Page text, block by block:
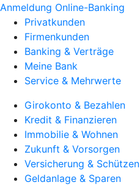
Anmeldung Online-Banking
Privatkunden
Firmenkunden
Banking & Verträge
Meine Bank
Service & Mehrwerte
Girokonto & Bezahlen
Kredit & Finanzieren
Immobilie & Wohnen
Zukunft & Vorsorgen
Versicherung & Schützen
Geldanlage & Sparen